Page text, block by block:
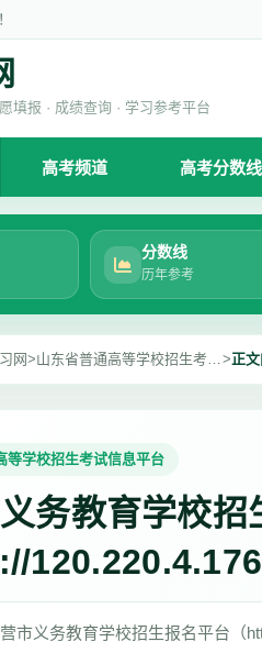
填报 · 成绩查询 · 学习参考平台
高考频道 高考分数线
分数线
历年参考
网> 山东省普通高等学校招生考试信息平台>正
等学校招生考试信息平台
务教育学校招
市义务教育学校招生报名平台（